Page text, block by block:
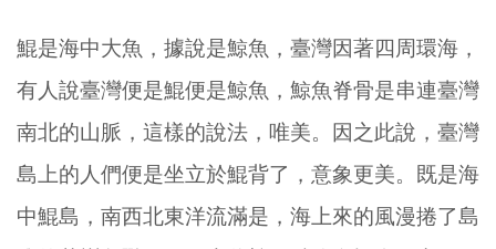
鯤是海中大魚，據說是鯨魚，臺灣因著四周環海，
有人說臺灣便是鯤便是鯨魚，鯨魚脊骨是串連臺灣
南北的山脈，這樣的說法，唯美。因之此說，臺灣
島上的人們便是坐立於鯤背了，意象更美。既是海
中鯤島，南西北東洋流滿是，海上來的風漫捲了島